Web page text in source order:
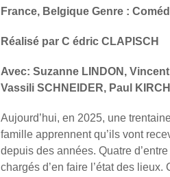
France, Belgique Genre :
Réalisé par C édric CLAPISCH
Avec: Suzanne LINDON,
Vassili SCHNEIDER, Paul
Aujourd’hui, en 2025, une
famille apprennent qu’ils vont
depuis des années. Quatre
chargés d’en faire l’état des